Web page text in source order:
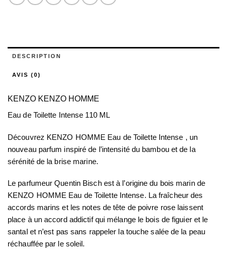
DESCRIPTION
AVIS (0)
KENZO KENZO HOMME
Eau de Toilette Intense 110 ML
Découvrez KENZO HOMME Eau de Toilette Intense , un
nouveau parfum inspiré de l’intensité du bambou et de la
sérénité de la brise marine.
Le parfumeur Quentin Bisch est à l’origine du bois marin de
KENZO HOMME Eau de Toilette Intense. La fraîcheur des
accords marins et les notes de tête de poivre rose laissent
place à un accord addictif qui mélange le bois de figuier et le
santal et n’est pas sans rappeler la touche salée de la peau
réchauffée par le soleil.